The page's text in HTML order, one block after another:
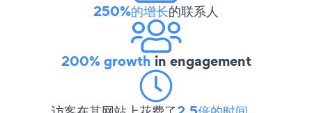
250%的增长的联系人
200% growth in engagement